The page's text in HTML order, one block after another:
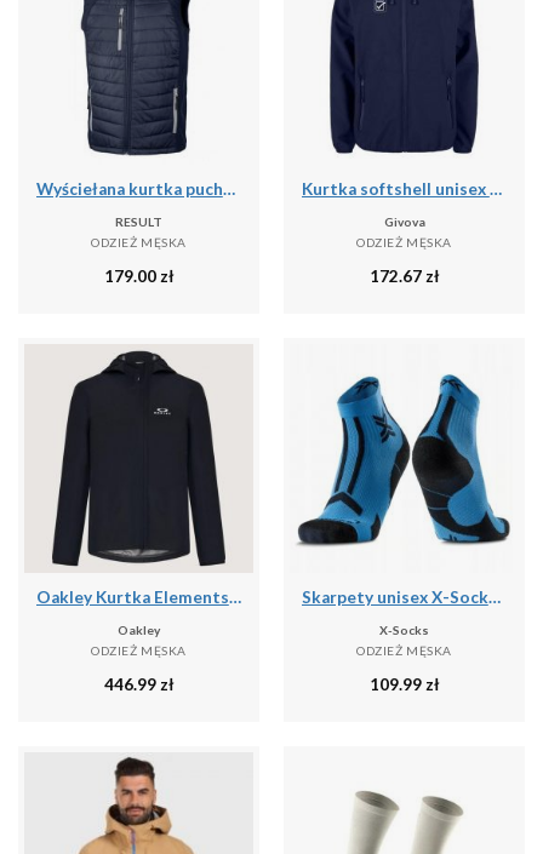
Wyściełana kurtka puchowa z recyklingu Result Black Compass
RESULT
ODZIEŻ MĘSKA
179.00 zł
Kurtka softshell unisex Givova Kurtka niebieska
Givova
ODZIEŻ MĘSKA
172.67 zł
Oakley Kurtka Elements Shell 2.0 Foa406090-02E
Oakley
ODZIEŻ MĘSKA
446.99 zł
Skarpety unisex X-Socks TRAILRUN DISCOVER ANKLE MINERAL BLUE/X BLACK A016
X-Socks
ODZIEŻ MĘSKA
109.99 zł